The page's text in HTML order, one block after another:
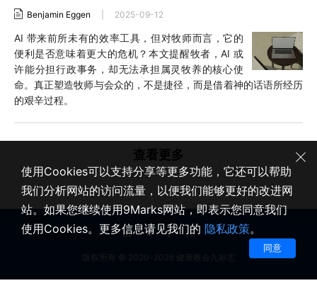
Benjamin Eggen 2025-09-12
AI 带来前所未有的效率工具，但对牧师而言，它的
便利是否意味着更大的危机？本文提醒牧者，AI 或
许能分担行政事务，却无法承担属灵牧养的核心使
命。真正塑造牧师与会众的，不是捷径，而是借着神的话语所经历
的艰辛过程。
查看更多
版权所有 © 2020-2026 健康教会九标志
使用Cookies可以支持分享等更多功能，它还可以帮助
我们分析网站的访问流量，以便我们能够更好的改进网
站。如果您继续使用9Marks网站，即表示您同意我们
使用Cookies。更多信息请见我们的 隐私政策。
同意